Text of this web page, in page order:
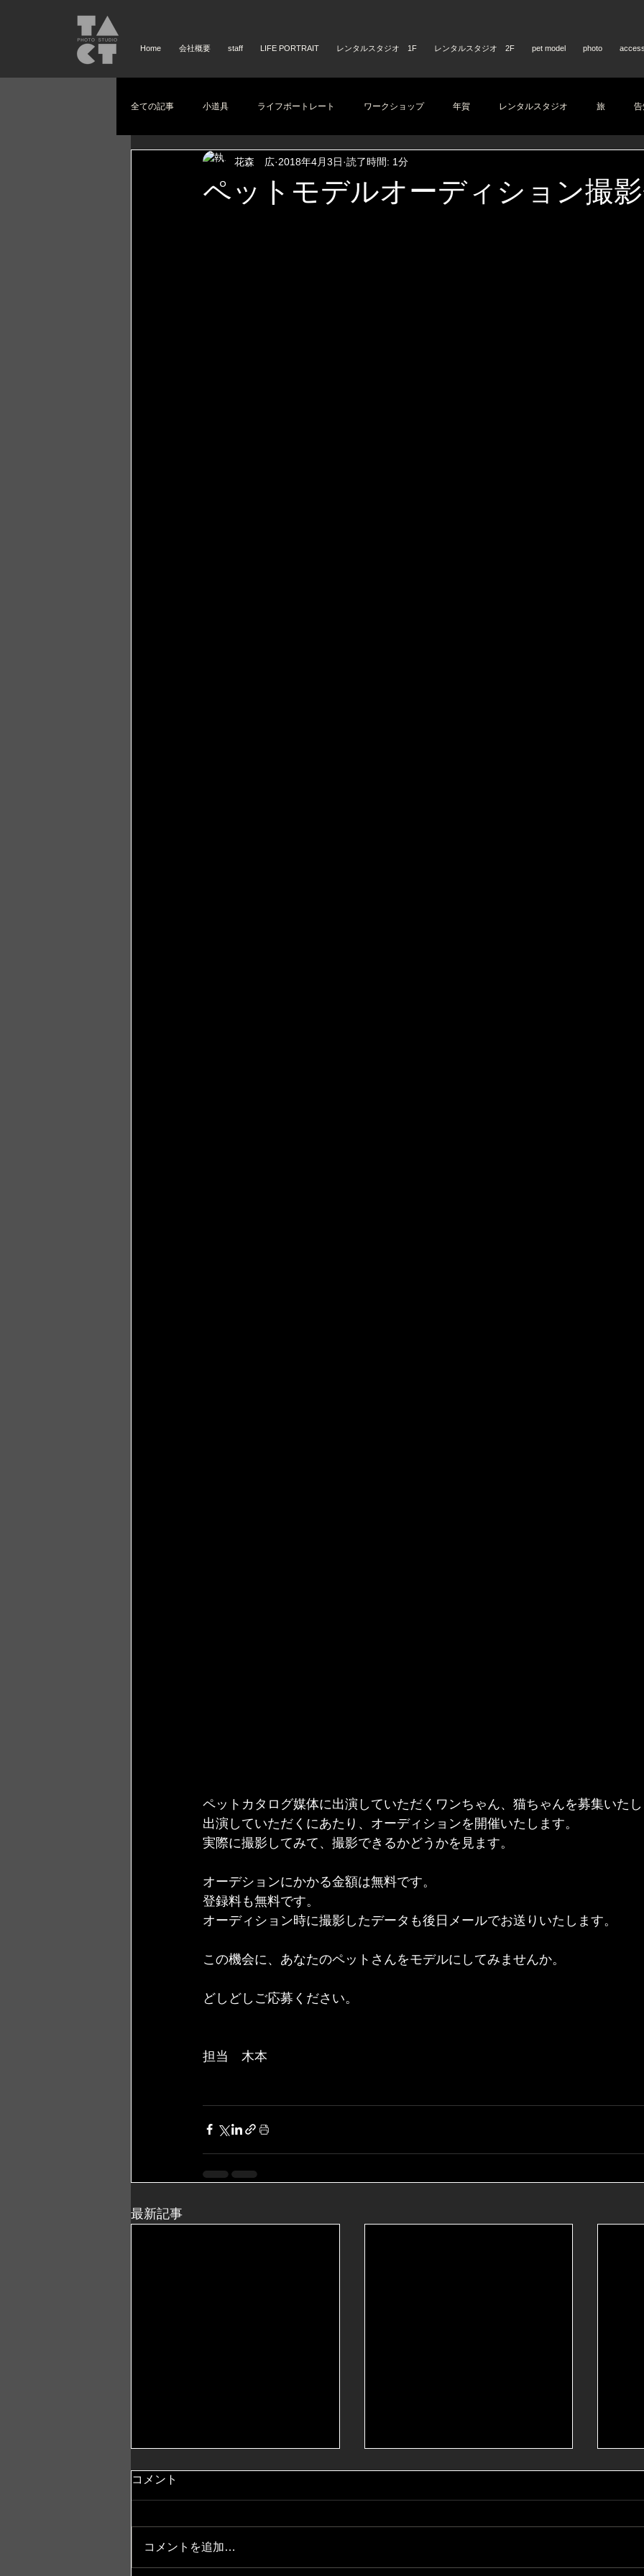
Home 会社概要 staff LIFE PORTRAIT レンタルスタジオ 1F レンタルスタジオ 2F pet model photo
全ての記事 小道具 ライフポートレート ワークショップ 年賀 レンタルスタジオ 旅
ペットモデルオーディション撮
花森 広 2018年4月3日 読了時間: 1分
ペットカタログ媒体に出演していただくワンちゃん、猫ちゃんを募集いた
出演していただくにあたり、オーディションを開催いたします。
実際に撮影してみて、撮影できるかどうかを見ます。
オーデションにかかる金額は無料です。
登録料も無料です。
オーディション時に撮影したデータも後日メールでお送りいたします。
この機会に、あなたのペットさんをモデルにしてみませんか。
どしどしご応募ください。
担当　木本
最新記事
松原市のtact-psの魅力
コメント
コメントを追加…